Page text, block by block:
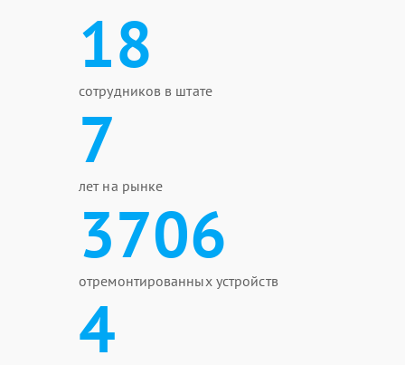
18
сотрудников в штате
7
лет на рынке
3706
отремонтированных устройств
4